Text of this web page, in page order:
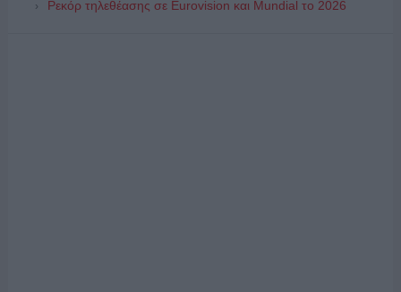
Ρεκόρ τηλεθέασης σε Eurovision και Mundial το 2026